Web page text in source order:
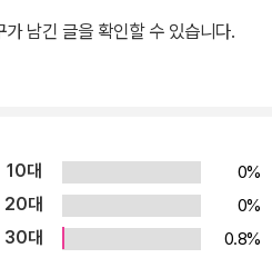
남긴 글을 확인할 수 있습니다.
10대
0%
20대
0%
30대
0.8%